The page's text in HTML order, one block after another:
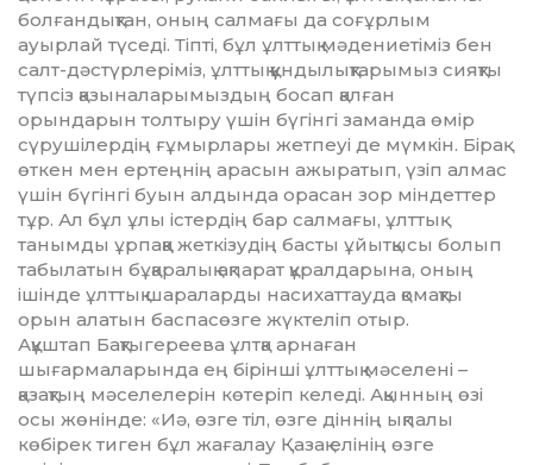
болғандықтан, оның салмағы да соғұрлым
ауырлай түседі. Тіпті, бұл ұлттық мәдениетіміз бен
салт-дәстүрлеріміз, ұлттық құндылықтарымыз сияқты
түпсіз қазыналарымыздың босап қалған
орындарын толтыру үшін бүгінгі заманда өмір
сүрушілердің ғұмырлары жетпеуі де мүмкін. Бірақ
өткен мен ер­теңнің арасын ажыратып, үзіп алмас
үшін бүгінгі буын алдында орасан зор міндеттер
тұр. Ал бұл ұлы істердің бар сал­мағы, ұлттық
танымды ұрпаққа жеткізудің басты ұйытқысы болып
табылатын бұқаралық ақпарат құралдарына, оның
ішінде ұлттық шараларды насихаттауда қомақты
орын алатын баспасөзге жүктеліп отыр.
Ақұштап Бақтыгереева ұлтқа арнаған
шығармаларында ең бірінші ұлттық мәселені –
қазақтың мәселелерін көтеріп келеді. Ақынның өзі
осы жөнінде: «Иә, өзге тіл, өзге діннің ықпалы
көбірек тиген бұл жағалау Қазақ елінің өзге